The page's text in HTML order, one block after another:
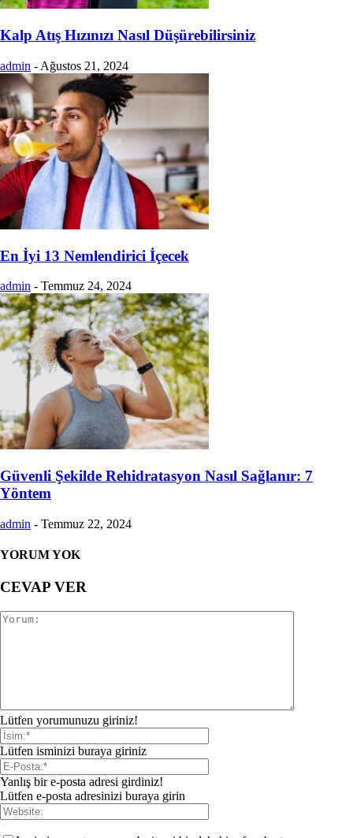
Kalp Atış Hızınızı Nasıl Düşürebilirsiniz
admin - Ağustos 21, 2024
En İyi 13 Nemlendirici İçecek
admin - Temmuz 24, 2024
Güvenli Şekilde Rehidratasyon Nasıl Sağlanır: 7
Yöntem
admin - Temmuz 22, 2024
YORUM YOK
CEVAP VER
Lütfen yorumunuzu giriniz!
Lütfen isminizi buraya giriniz
Yanlış bir e-posta adresi girdiniz!
Lütfen e-posta adresinizi buraya girin